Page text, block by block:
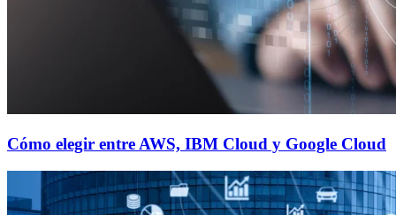
Cómo elegir entre AWS, IBM Cloud y Google Cloud